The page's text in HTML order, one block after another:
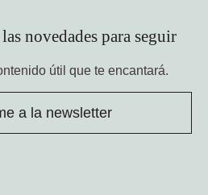
novedades para seguir
útil que te encantará.
a la newsletter